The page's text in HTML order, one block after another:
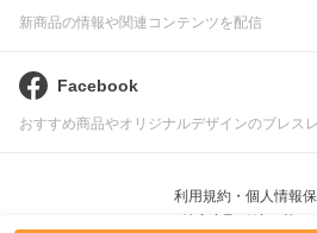
新商品の情報や関連コンテンツを配信
Facebook
おすすめ商品やオリジナルデザインのブレス
利用規約・個人情報
特定商取引法に基づ